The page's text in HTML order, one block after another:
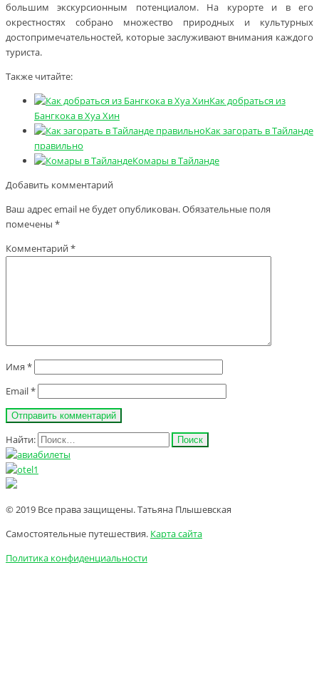
большим экскурсионным потенциалом. На курорте и в его
окрестностях собрано множество природных и культурных
достопримечательностей, которые заслуживают внимания каждого
туриста.
Также читайте:
Как добраться из
Бангкока в Хуа Хин
Как загорать в Тайланде
правильно
Комары в Тайланде
Добавить комментарий
Ваш адрес email не будет опубликован.Обязательные поля
помечены *
Комментарий*
Имя *
Email*
Найти:
© 2019 Все права защищены. Татьяна Плышевская
Самостоятельные путешествия. Карта сайта
Политика конфиденциальности